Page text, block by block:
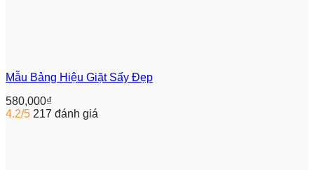
Mẫu Bảng Hiệu Giặt Sấy Đẹp
580,000₫
4.2/5 217 đánh giá